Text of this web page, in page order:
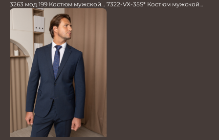
3263 мод.199 Костюм мужской
трикотажный т.син в клетку
7322-VX-35S* Костюм мужской